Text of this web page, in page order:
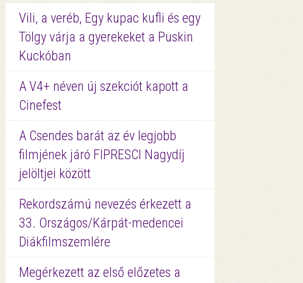
Vili, a veréb, Egy kupac kufli és egy
Tölgy várja a gyerekeket a Puskin
Kuckóban
A V4+ néven új szekciót kapott a
Cinefest
A Csendes barát az év legjobb
filmjének járó FIPRESCI Nagydíj
jelöltjei között
Rekordszámú nevezés érkezett a
33. Országos/Kárpát-medencei
Diákfilmszemlére
Megérkezett az első előzetes a